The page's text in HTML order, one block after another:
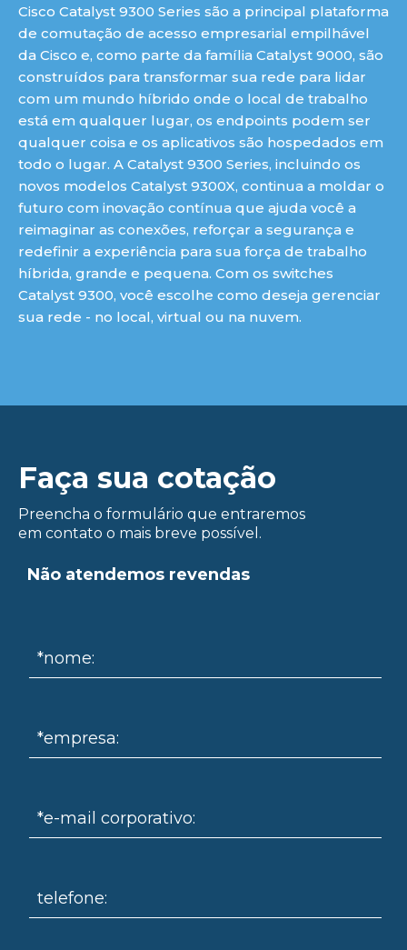
Cisco Catalyst 9300 Series são a principal plataforma
de comutação de acesso empresarial empilhável
da Cisco e, como parte da família Catalyst 9000, são
construídos para transformar sua rede para lidar
com um mundo híbrido onde o local de trabalho
está em qualquer lugar, os endpoints podem ser
qualquer coisa e os aplicativos são hospedados em
todo o lugar. A Catalyst 9300 Series, incluindo os
novos modelos Catalyst 9300X, continua a moldar o
futuro com inovação contínua que ajuda você a
reimaginar as conexões, reforçar a segurança e
redefinir a experiência para sua força de trabalho
híbrida, grande e pequena. Com os switches
Catalyst 9300, você escolhe como deseja gerenciar
sua rede - no local, virtual ou na nuvem.
Faça sua cotação
Preencha o formulário que entraremos
em contato o mais breve possível.
Não atendemos revendas
*nome:
*empresa:
*e-mail corporativo:
telefone: